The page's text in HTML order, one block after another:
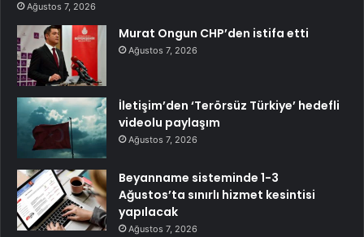
Ağustos 7, 2026
Murat Ongun CHP’den istifa etti
Ağustos 7, 2026
İletişim’den ‘Terörsüz Türkiye’ hedefli
videolu paylaşım
Ağustos 7, 2026
Beyanname sisteminde 1-3
Ağustos’ta sınırlı hizmet kesintisi
yapılacak
Ağustos 7, 2026